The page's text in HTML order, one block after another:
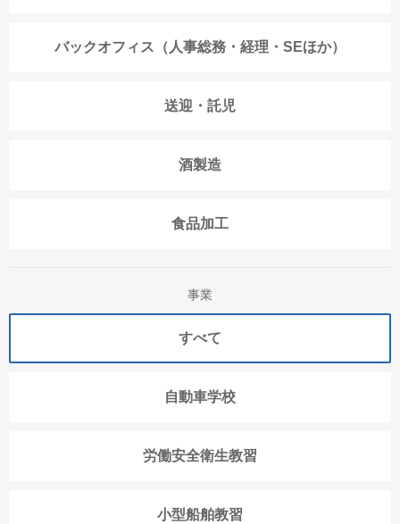
バックオフィス（人事総務・経理・SEほか）
送迎・託児
酒製造
食品加工
事業
すべて
自動車学校
労働安全衛生教習
小型船舶教習